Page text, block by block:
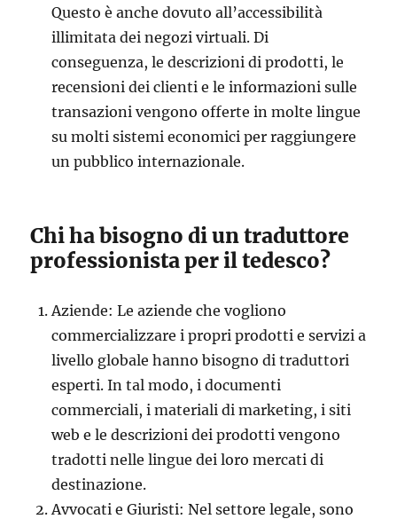
Questo è anche dovuto all’accessibilità
illimitata dei negozi virtuali. Di
conseguenza, le descrizioni di prodotti, le
recensioni dei clienti e le informazioni sulle
transazioni vengono offerte in molte lingue
su molti sistemi economici per raggiungere
un pubblico internazionale.
Chi ha bisogno di un traduttore
professionista per il tedesco?
Aziende: Le aziende che vogliono
commercializzare i propri prodotti e servizi a
livello globale hanno bisogno di traduttori
esperti. In tal modo, i documenti
commerciali, i materiali di marketing, i siti
web e le descrizioni dei prodotti vengono
tradotti nelle lingue dei loro mercati di
destinazione.
Avvocati e Giuristi: Nel settore legale, sono